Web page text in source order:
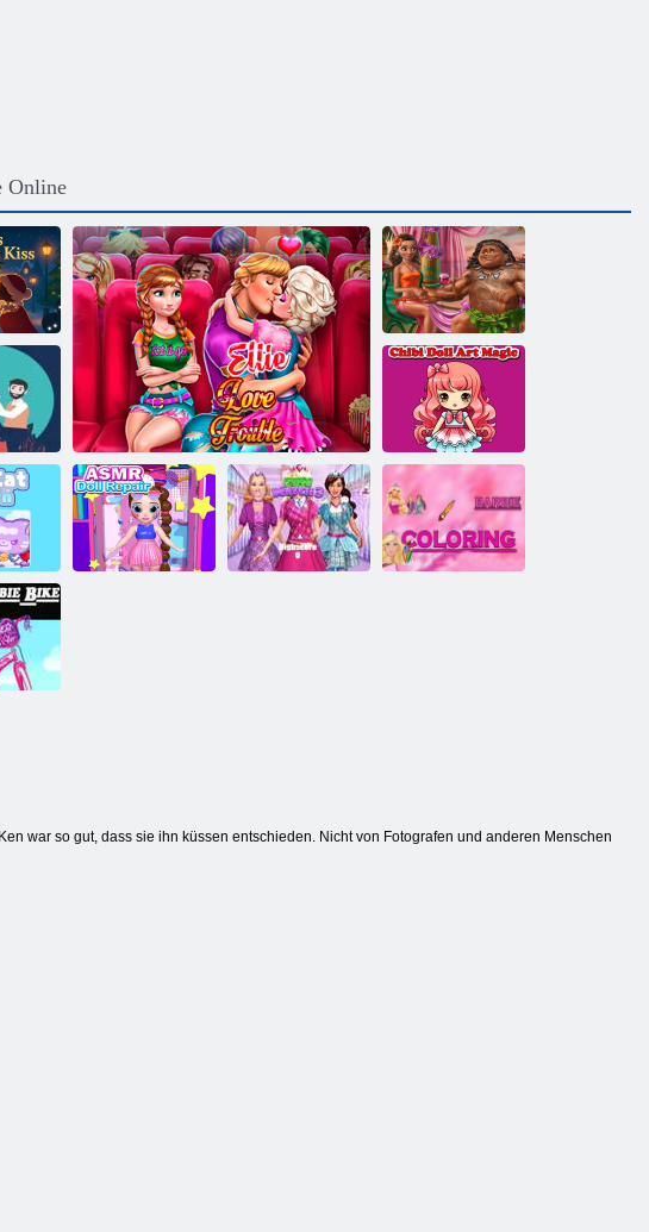
Online
Exotischer
Prinzessin -
Vorschlag
Chibi-Puppen-
Kunstmagie
war so gut, dass sie ihn küssen entschieden. Nicht von Fotografen und anderen Menschen